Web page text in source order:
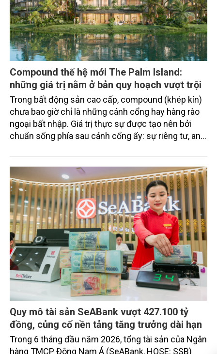
Compound thế hệ mới The Palm Island:
những giá trị nằm ở bản quy hoạch vượt trội
Trong bất động sản cao cấp, compound (khép kín)
chưa bao giờ chỉ là những cánh cổng hay hàng rào
ngoại bất nhập. Giá trị thực sự được tạo nên bởi
chuẩn sống phía sau cánh cổng ấy: sự riêng tư, an
vụ được thiết kế dành riêng cho họ.
Quy mô tài sản SeABank vượt 427.100 tỷ
đồng, củng cố nền tảng tăng trưởng dài hạn
Trong 6 tháng đầu năm 2026, tổng tài sản của Ngân
hàng TMCP Đông Nam Á (SeABank, HOSE: SSB)